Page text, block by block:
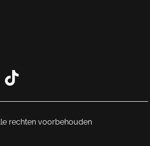
van
Tiktok van
rechten voorbehouden